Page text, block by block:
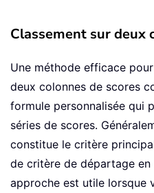
Classement sur deux
Une méthode efficace
deux colonnes de scores
formule personnalisée qui
séries de scores.
constitue le critère
de critère de départage
approche est utile lorsque